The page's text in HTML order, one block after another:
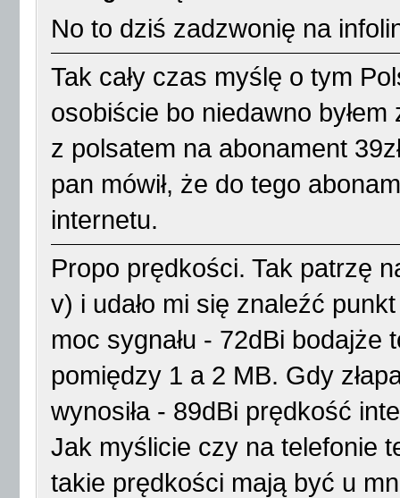
No to dziś zadzwonię na
Tak cały czas myślę o tym
osobiście bo niedawno
z polsatem na abonament
pan mówił, że do tego
internetu.
Propo prędkości. Tak patrzę
v) i udało mi się znaleźć
moc sygnału - 72dBi bodajże
pomiędzy 1 a 2 MB. Gdy
wynosiła - 89dBi prędkość
Jak myślicie czy na telefonie
takie prędkości mają być u